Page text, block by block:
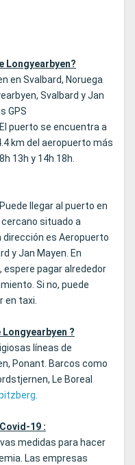
Longyearbyen?
en Svalbard, Noruega
Svalbard y Jan
GPS
puerto se encuentra a
km del aeropuerto más
13h y 14h 18h.
llegar al puerto en
situado a
dirección es Aeropuerto
y Jan Mayen. En
pagar alrededor
Si no, puede
en taxi.
?
líneas de
Ponant. Barcos como
Le Boreal
.
19 :
medidas para hacer
Las empresas